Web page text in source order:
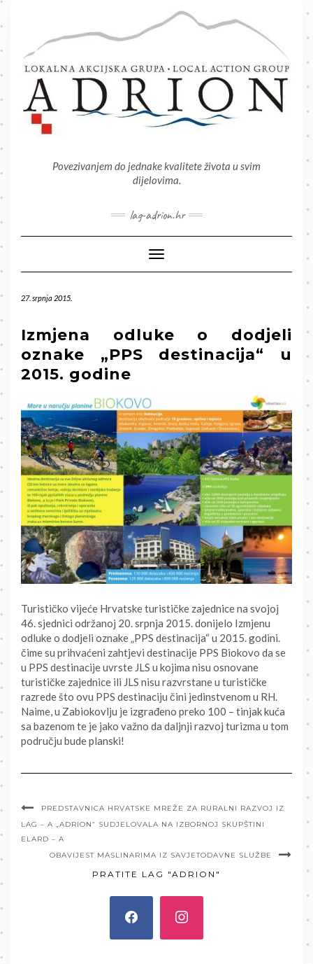
Skip
Povezivanjem do jednake kvalitete života u svim
dijelovima.
lag-adrion.hr
Toggle Navigation
27. srpnja 2015.
Izmjena odluke o dodjeli
oznake „PPS destinacija“ u
2015. godine
Turističko vijeće Hrvatske turističke zajednice na svojoj
46. sjednici održanoj 20. srpnja 2015. donijelo Izmjenu
odluke o dodjeli oznake „PPS destinacija“ u 2015. godini.
čime su prihvaćeni zahtjevi destinacije PPS Biokovo da se
u PPS destinacije uvrste JLS u kojima nisu osnovane
turističke zajednice ili JLS nisu razvrstane u turističke
razrede što ovu PPS destinaciju čini jedinstvenom u RH.
Naime, u Zabiokovlju je izgrađeno preko 100 – tinjak kuća
sa bazenom te je jako važno da daljnji razvoj turizma u tom
području bude planski!
PREDSTAVNICA HRVATSKE MREŽE ZA RURALNI RAZVOJ IZ
LAG – A „ADRION“ SUDJELOVALA NA IZBORNOJ SKUPŠTINI
ELARD – A
OBAVIJEST MASLINARIMA IZ SAVJETODAVNE SLUŽBE
PRATITE LAG "ADRION"